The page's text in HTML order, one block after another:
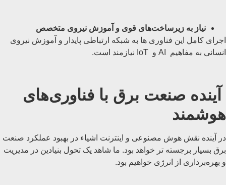
نیاز به زیرساخت‌های قوی و آموزش نیروی متخصص
اجرای کامل این فناوری ‌ها به شبکه ارتباطی پایدار و آموزش نیروی
انسانی به مفاهیم AI و IoT نیازمند است.
آینده صنعت برق با فناوری‌های
هوشمند
در آینده نقش هوش مصنوعی و اینترنت اشیاء در بهبود عملکرد صنعت
برق بسیار برجسته ‌تر خواهد بود. ما شاهد یک تحول بنیادین در مدیریت
و بهره‌برداری از انرژی خواهیم بود.